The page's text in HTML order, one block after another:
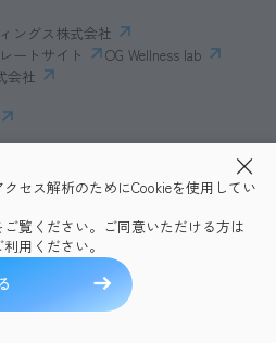
セス解析のためにCookieを使用してい
ご覧ください。ご同意いただける方は
用ください。
ングス株式会社
ートサイト
OG Wellness lab
会社
Wellness会員規約
サイトマップ
Co., Ltd. All rights reserved.